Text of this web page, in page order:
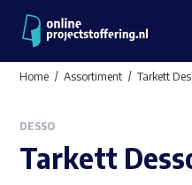
Home Assortiment Tarkett
DESSO
Tarkett